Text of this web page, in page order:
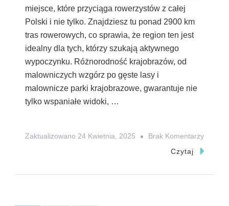
miejsce, które przyciąga rowerzystów z całej
Polski i nie tylko. Znajdziesz tu ponad 2900 km
tras rowerowych, co sprawia, że region ten jest
idealny dla tych, którzy szukają aktywnego
wypoczynku. Różnorodność krajobrazów, od
malowniczych wzgórz po gęste lasy i
malownicze parki krajobrazowe, gwarantuje nie
tylko wspaniałe widoki, …
Zaktualizowano 24 Kwietnia, 2025 Brak KomentarzyDo
Dolny
Czytaj